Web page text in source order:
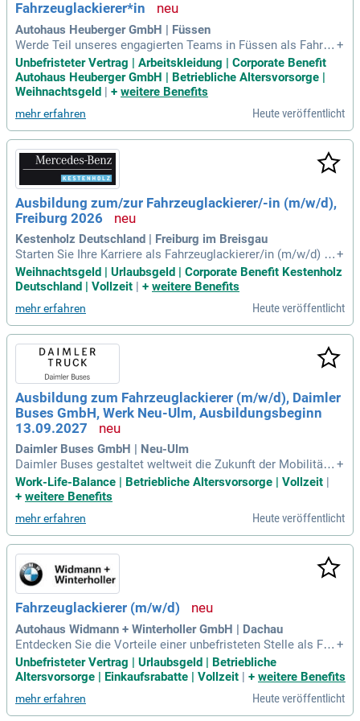
r-Handwerk!
Fahrzeuglackierer*in
Autohaus Heuberger GmbH | Füssen
Werde Teil unseres engagierten Teams in Füssen als Fahrze
uglackierer*in! Du wählst und bedienst modernste Geräte so
wie Werkzeuge für optimale Lackierungen. Deine Aufgaben
umfassen die gründliche Vorbereitung von Untergründen, ei
nschließlich Entrosten und Schleifen. Färbe Oberflächen mit
hochwertigen Lacken und sorge für eine perfekte Endbeschi
chtung. Darüber hinaus spielst du eine Schlüsselrolle bei de
r Instandhaltung und Montage von Fahrzeugbauteilen. Komb
iniere deine Leidenschaft für Lackiertechniken mit technisc
hem Know-how und bewirb dich noch heute!
+
Unbefristeter Vertrag | Arbeitskleidung | Corporate Benefit
Autohaus Heuberger GmbH | Betriebliche Altersvorsorge |
Weihnachtsgeld | + weitere Benefits
mehr erfahren Heute veröffentlicht
Ausbildung zum/zur Fahrzeuglackierer/-in (m/w/d),
Freiburg 2026
Kestenholz Deutschland | Freiburg im Breisgau
Starten Sie Ihre Karriere als Fahrzeuglackierer/in (m/w/d) in
Freiburg 2026! Bei Kestenholz erwarten Sie inspirierende Au
fgaben und ein familiäres Arbeitsumfeld mit erstklassigen F
ation und Vertrauen. Unsere Werte wie Wertschätzung und r
espektvolle Kommunikation fördern ein starkes Teamgefüh
l. Nutzen Sie zahlreiche Vorteile: 30 Tage Urlaub, Sonderurla
ub für runde Geburtstage und Weihnachtsgeld. Erleben Sie S
tabilität und Zukunftssicherheit in einem familiengeführten
Unternehmen – Ihre Karriere beginnt hier!
+
Weihnachtsgeld | Urlaubsgeld | Corporate Benefit Kestenholz
Deutschland | Vollzeit | + weitere Benefits
mehr erfahren Heute veröffentlicht
Ausbildung zum Fahrzeuglackierer (m/w/d), Daimler
Buses GmbH, Werk Neu-Ulm, Ausbildungsbeginn
13.09.2027
Daimler Buses GmbH | Neu-Ulm
Daimler Buses gestaltet weltweit die Zukunft der Mobilität d
urch erstklassige Buslösungen. Als führender Bushersteller
revolutionieren wir den öffentlichen Personennah- und Reise
ement für lebenswerte Städte und nachhaltige Mobilität ist
grenzenlos. Wir bewegen die Welt und laden dich ein, mit un
s in Bewegung zu bleiben. Unsere modernen Busse sind unv
erzichtbar für die Wirtschaft: ohne sie gibt es keine Produkti
on, keine Warenverkäufe und keine Reisen. Werde Teil unser
er Vision und erlebe, wie wir Mobilität neu definieren und gle
ichzeitig Verantwortung übernehmen.
+
Work-Life-Balance | Betriebliche Altersvorsorge | Vollzeit
+ weitere Benefits
mehr erfahren Heute veröffentlicht
Fahrzeuglackierer (m/w/d)
Autohaus Widmann + Winterholler GmbH | Dachau
Entdecken Sie die Vorteile einer unbefristeten Stelle als Fah
rzeuglackierer bei uns. Wir bieten eine sorgfältige Vorbereit
ung der Fahrzeugoberflächen, inklusive Schleif- und Spachte
larbeiten für perfekte Lackierungen. Mit einem engagierten
Team fördern wir Ihre Detailgenauigkeit und Präzision, unter
stützt durch kontinuierliche Qualitätskontrollen. Profitieren
+
Unbefristeter Vertrag | Urlaubsgeld | Betriebliche
Altersvorsorge | Einkaufsrabatte | Vollzeit | + weitere Benefits
mehr erfahren Heute veröffentlicht